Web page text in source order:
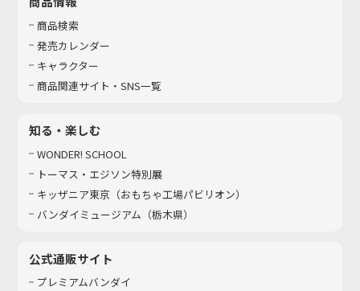
商品検索
発売カレンダー
キャラクター
商品関連サイト・SNS一覧
知る・楽しむ
WONDER! SCHOOL
トーマス・エジソン特別展
キッザニア東京（おもちゃ工場パビリオン）​
バンダイミュージアム（栃木県）
公式通販サイト
プレミアムバンダイ